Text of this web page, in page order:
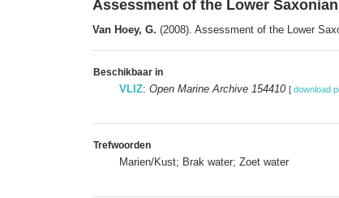
Assessment of the Lower
Van Hoey, G. (2008). Assessment of the Lower
Beschikbaar in
VLIZ: Open Marine Archive 154410 [ download
Trefwoorden
Marien/Kust; Brak water; Zoet water